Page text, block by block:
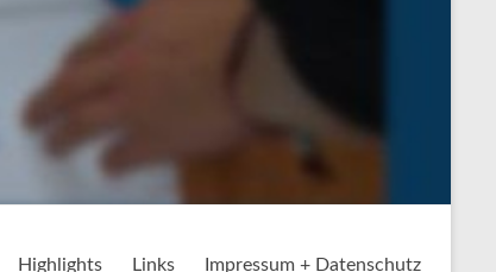
Highlights Links Impressum + Datenschutz